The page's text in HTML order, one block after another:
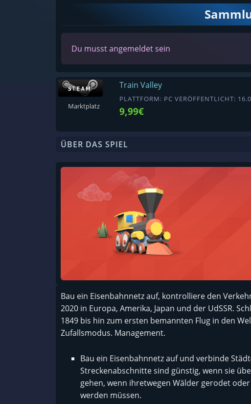
Du musst angemeldet sein
Marktplatz
Train Valley
PLATTFORM: PC VERÖFFENTLICHT:
9,99€
ÜBER DAS SPIEL
Bau ein Eisenbahnnetz auf, kontrolliere den
2020 in Europa, Amerika, Japan und der UdSSR.
1849 bis hin zum ersten bemannten Flug in den
Zufallsmodus. Management.
Bau ein Eisenbahnnetz auf und verbinde
Streckenabschnitte sind günstig, wenn sie
gehen, wenn ihretwegen Wälder gerodet
werden müssen.